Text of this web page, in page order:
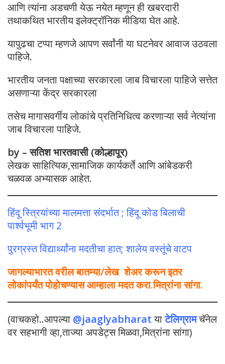
आणि त्यांना अडचणी येऊ नयेत म्हणून ही खबरदारी
तथाकथित भारतीय इलेक्ट्रॉनिक मीडिया घेत आहे.
यापुढचा टप्पा म्हणजे आपण सर्वांनी या घटनेवर आवाज उठवला
पाहिजे.
भारतीय जनता पक्षाच्या सरकारला जाब विचारला पाहिजे सत्तेत
असणाऱ्या केंद्र सरकारला
तसेच मागासवर्गीय लोकांचे प्रतिनिधित्व करणाऱ्या सर्व नेत्यांना
जाब विचारला पाहिजे.
by – सतिश भारतवासी (कोल्हापूर)
लेखक साहित्यिक,सामाजिक कार्यकर्ते आणि आंबेडकरी
चळवळ अभ्यासक आहेत.
हिंदू स्त्रियांच्या मालमत्ता संदर्भात ; हिंदू कोड बिलाची
पार्श्वभूमी भाग 2
पुरग्रस्त विद्यार्थ्यांना मदतीचा हात; शालेय वस्तूंचे वाटप
जागल्याभारत वरील बातम्या/लेख शेअर करून इतर
लोकांपर्यंत पोहोचण्यास आम्हाला मदत करा.मित्रांना सांगा.
(वाचकहो..आपल्या @jaaglyabharat याटेलिग्रामचॅनेल
वर सहभागी व्हा,ताज्या अपडेट्स मिळवा,मित्रांना सांगा)